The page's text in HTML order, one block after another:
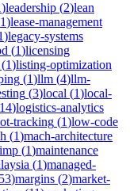
)leadership (2)lean
1)lease-management
)legacy-systems
(1)licensing
(1)listing-optimization
(1)llm (4)llm-
(3)local (1)local-
14)logistics-analytics
tracking (1)low-code
(1)mach-architecture
(1)maintenance
(1)managed-
53)margins (2)market-